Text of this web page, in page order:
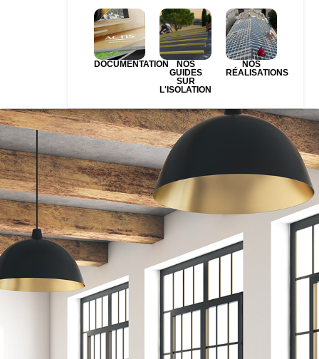
DOCUMENTATION
NOS
GUIDES
SUR
L'ISOLATION
NOS
RÉALISATIONS